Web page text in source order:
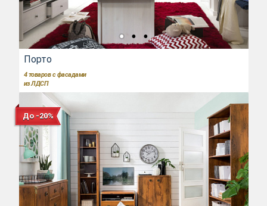
Порто
4 товаров с фасадами
из ЛДСП
До -20%